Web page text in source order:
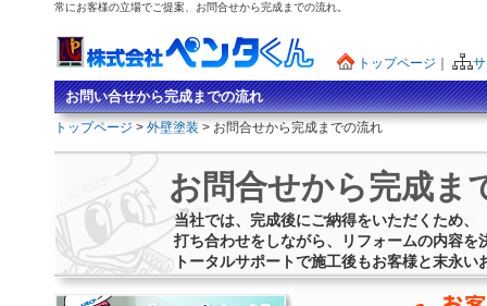
常にお客様の立場でご提案、お問合せから完成までの流れ。
トップページ
お問い合せから完成までの流れ
トップページ > 外壁塗装 > お問合せから完成までの流れ
お問合せから完成ま
当社では、完成後にご納得をいただくため、
打ち合わせをしながら、リフォームの内容を
トータルサポートで施工後もお客様と末永